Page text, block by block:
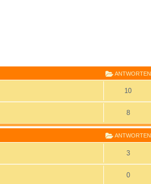
ANTWORTEN
10
8
ANTWORTEN
3
0